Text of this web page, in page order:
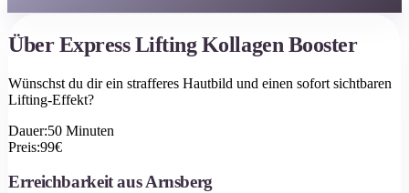
ÜberExpress Lifting Kollagen Booster
Wünschst du dir ein strafferes Hautbild und einen sofort sichtbaren
Lifting-Effekt?
Dauer:50 Minuten
Preis:99€
Erreichbarkeit ausArnsberg